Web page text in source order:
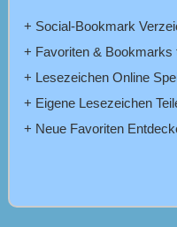
+ Social-Bookmark
+ Favoriten & Bookmarks
+ Lesezeichen Online
+ Eigene Lesezeichen
+ Neue Favoriten